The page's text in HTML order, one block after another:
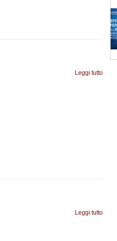
Leggi tutto
Leggi tutto